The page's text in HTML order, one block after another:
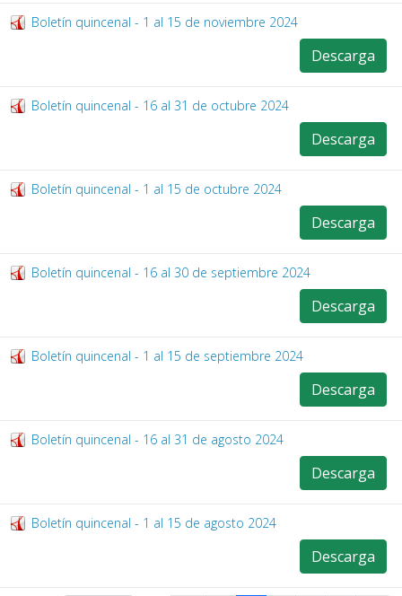
Boletín quincenal - 1 al 15 de noviembre 2024
Descarga
Boletín quincenal - 16 al 31 de octubre 2024
Descarga
Boletín quincenal - 1 al 15 de octubre 2024
Descarga
Boletín quincenal - 16 al 30 de septiembre 2024
Descarga
Boletín quincenal - 1 al 15 de septiembre 2024
Descarga
Boletín quincenal - 16 al 31 de agosto 2024
Descarga
Boletín quincenal - 1 al 15 de agosto 2024
Descarga